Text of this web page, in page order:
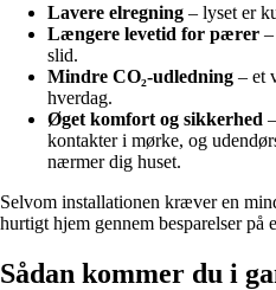
Lavere elregning – lyset er
Længere levetid for pærer
slid.
Mindre CO₂-udledning – et
hverdag.
Øget komfort og sikkerhed
kontakter i mørke, og
nærmer dig huset.
Selvom installationen kræver en
hurtigt hjem gennem besparelser på
Sådan kommer du i